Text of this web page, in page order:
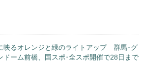
映るオレンジと緑のライトアップ 群馬･グ
ドーム前橋、国スポ･全スポ開催で28日まで